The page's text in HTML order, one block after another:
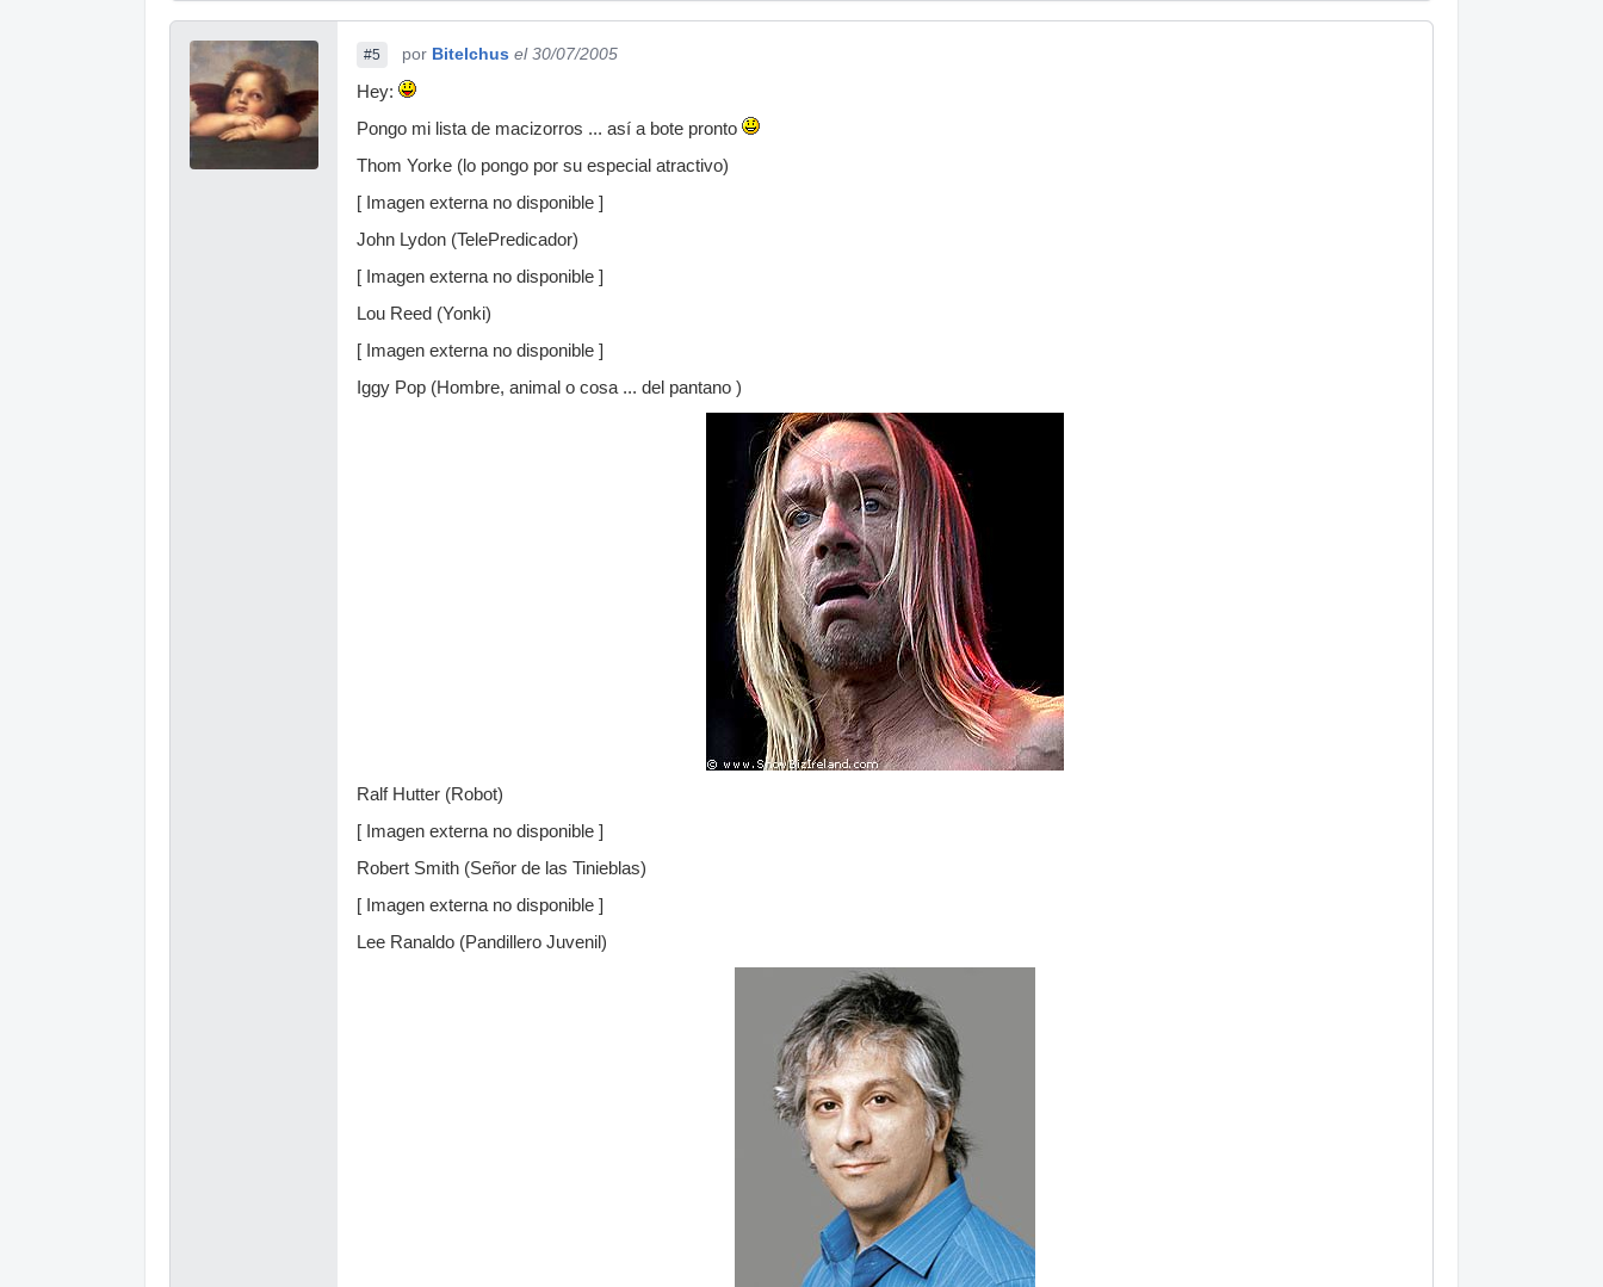
#5 por Bitelchus el 30/07/2005
Hey:
Pongo mi lista de macizorros ... así a bote pronto
Thom Yorke (lo pongo por su especial atractivo)
[ Imagen externa no disponible ]
John Lydon (TelePredicador)
[ Imagen externa no disponible ]
Lou Reed (Yonki)
[ Imagen externa no disponible ]
Iggy Pop (Hombre, animal o cosa ... del pantano )
Ralf Hutter (Robot)
[ Imagen externa no disponible ]
Robert Smith (Señor de las Tinieblas)
[ Imagen externa no disponible ]
Lee Ranaldo (Pandillero Juvenil)